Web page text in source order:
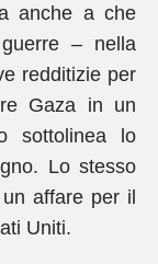
anche a che
– nella
redditizie per
Gaza in un
sottolinea lo
Lo stesso
affare per il
Uniti.